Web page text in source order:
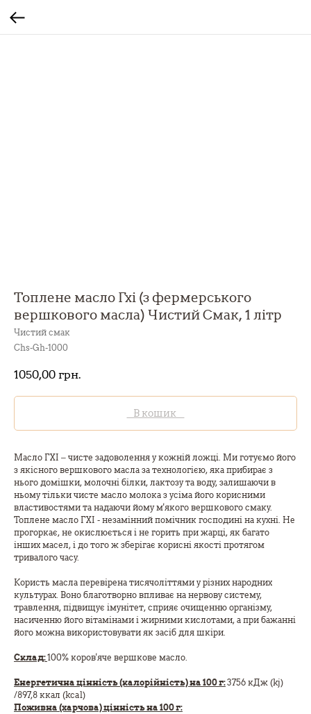
Топлене масло Гхі (з фермерського
вершкового масла) Чистий Смак, 1 літр
Чистий смак
Chs-Gh-1000
1050,00 грн.
В кошик
Масло ГХІ – чисте задоволення у кожній ложці. Ми готуємо його
з якісного вершкового масла за технологією, яка прибирає з
нього домішки, молочні білки, лактозу та воду, залишаючи в
ньому тільки чисте масло молока з усіма його корисними
властивостями та надаючи йому м'якого вершкового смаку.
Топлене масло ГХІ - незамінний помічник господині на кухні. Не
прогоркає, не окислюється і не горить при жарці, як багато
інших масел, і до того ж зберігає корисні якості протягом
тривалого часу.
Користь масла перевірена тисячоліттями у різних народних
культурах. Воно благотворно впливає на нервову систему,
травлення, підвищує імунітет, сприяє очищенню організму,
насиченню його вітамінами і жирними кислотами, а при бажанні
його можна використовувати як засіб для шкіри.
Склад:100% коров'яче вершкове масло.
Енергетична цінність (калорійність) на 100 г:3756 кДж (kj)
/897,8 ккал (kcal)
Поживна (харчова) цінність на 100 г: